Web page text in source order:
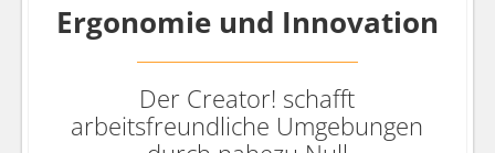
Ergonomie und Innovation
Der Creator! schafft
arbeitsfreundliche Umgebungen